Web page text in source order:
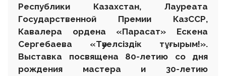
Республики Казахстан, Лауреата
Государственной Премии КазССР,
Кавалера ордена «Парасат» Ескена
Сергебаева «Тәуелсіздік тұғырым!».
Выставка посвящена 80-летию со дня
рождения мастера и 30-летию